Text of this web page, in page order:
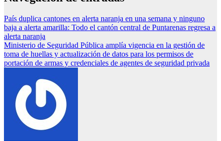
País duplica cantones en alerta naranja en una semana y ninguno
baja a alerta amarilla: Todo el cantón central de Puntarenas regresa a
alerta naranja
Ministerio de Seguridad Pública amplía vigencia en la gestión de
toma de huellas y actualización de datos para los permisos de
portación de armas y credenciales de agentes de seguridad privada